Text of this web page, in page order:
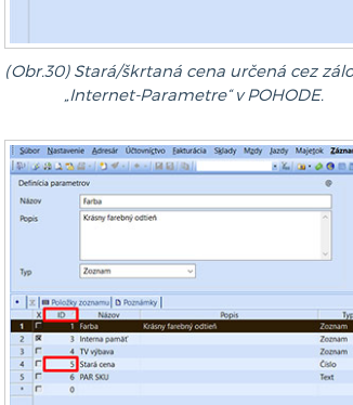
(Obr.30) Stará/škrtaná cena určená cez
„Internet-Parametre“ v POHODE.